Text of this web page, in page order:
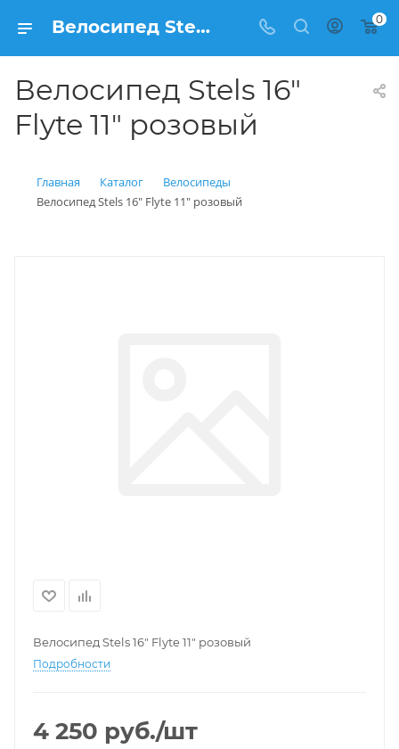
Велосипед Stels 16" Flyte 11" розовый купить: цена 4 250 рублей в Балашихе | Интернет магазин Вело150 0
Велосипед Stels 16"
Flyte 11" розовый
Главная Каталог
Велосипеды
Велосипед Stels 16" Flyte 11" розовый
Велосипед Stels 16" Flyte 11" розовый
Подробности
4 250 руб./шт